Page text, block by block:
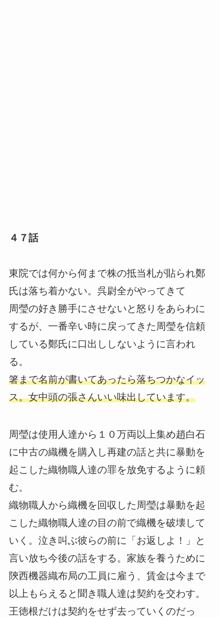
４７話
東院では何から何まで株の抵当札が貼られ鄭
氏は落ち着かない。呉尉全がやってきて
周瑩の好き勝手にさせないと怒りをあらわに
するが、一番辛い時に戻ってきた周瑩を信頼
している鄭氏に口出ししないように言われ
る。
箸まで名前が書いてあったら落ちつかなイッ
ス。女中頭の張さんいい味出しています。
周瑩は使用人達から１０万両以上集め趙白石
に中古の織機を購入し再建の話と共に暴動を
起こした織物職人達の罪を放免するように頼
む。
織物職人から織機を回収した周瑩は暴動を起
こした織物職人達の目の前で織機を破壊して
いく。泣き叫ぶ彼らの前に「お返しよ！」と
言い放ち今後の話をする。家族を養うために
陝西機器織布局の工員に雇う、賃金は今まで
以上もらえると聞き職人達は契約を交わす。
王徳根だけは契約をせず去っていくのだっ